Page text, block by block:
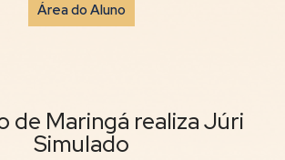
Área do Aluno
de Maringá realiza Júri
Simulado